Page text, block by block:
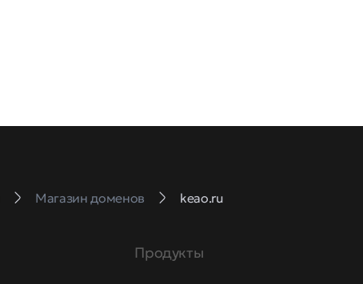
Магазин доменов keao.ru
Продукты